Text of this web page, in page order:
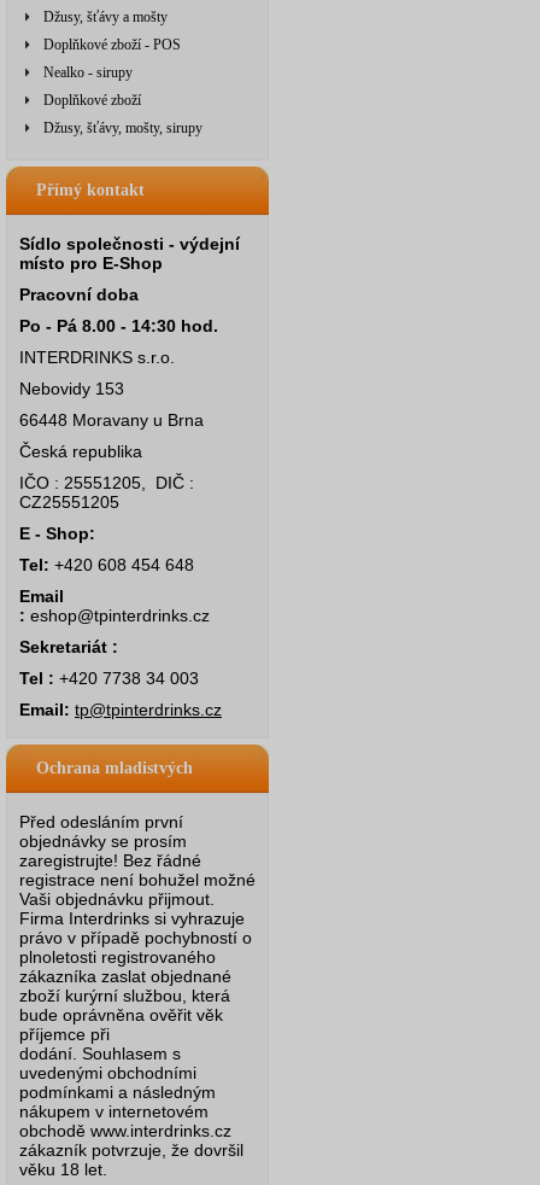
Džusy, šťávy a mošty
Doplňkové zboží - POS
Nealko - sirupy
Doplňkové zboží
Džusy, šťávy, mošty, sirupy
Přímý kontakt
Sídlo společnosti - výdejní
místo pro E-Shop
Pracovní doba
Po - Pá 8.00 - 14:30 hod.
INTERDRINKS s.r.o.
Nebovidy 153
66448 Moravany u Brna
Česká republika
IČO : 25551205, DIČ :
CZ25551205
E - Shop:
Tel: +420 608 454 648
Email
: eshop@tpinterdrinks.cz
Sekretariát :
Tel : +420 7738 34 003
Email: tp@tpinterdrinks.cz
Ochrana mladistvých
Před odesláním první
objednávky se prosím
zaregistrujte! Bez řádné
registrace není bohužel možné
Vaši objednávku přijmout.
Firma Interdrinks si vyhrazuje
právo v případě pochybností o
plnoletosti registrovaného
zákazníka zaslat objednané
zboží kurýrní službou, která
bude oprávněna ověřit věk
příjemce při
dodání. Souhlasem s
uvedenými obchodními
podmínkami a následným
nákupem v internetovém
obchodě www.interdrinks.cz
zákazník potvrzuje, že dovršil
věku 18 let.